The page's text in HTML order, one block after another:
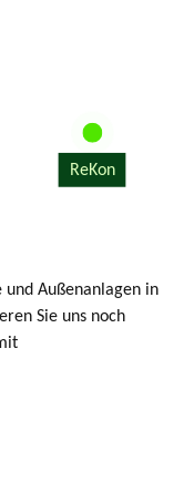
ReKon
und Außenanlagen in
Sie uns noch